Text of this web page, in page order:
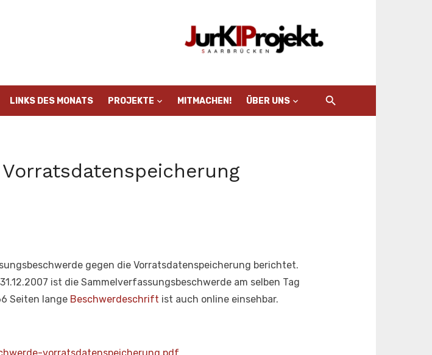
LINKS DES MONATS PROJEKTE MITMACHEN! ÜBER UNS
gegen die Vorratsdatenspeicherung berichtet.
ist die Sammelverfassungsbeschwerde am selben Tag
Seiten lange Beschwerdeschrift ist auch online einsehbar.